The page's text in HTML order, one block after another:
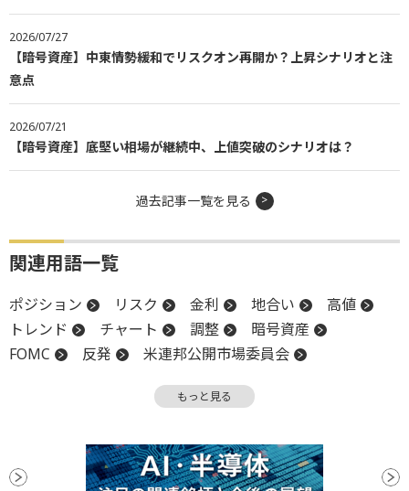
2026/07/27
【暗号資産】中東情勢緩和でリスクオン再開か？上昇シナリオと注
意点
2026/07/21
【暗号資産】底堅い相場が継続中、上値突破のシナリオは？
過去記事一覧を見る
関連用語一覧
ポジション リスク 金利 地合い
高値
トレンド
チャート 調整
暗号資産
FOMC
反発
米連邦公開市場委員会
材料 下値
もっと見る